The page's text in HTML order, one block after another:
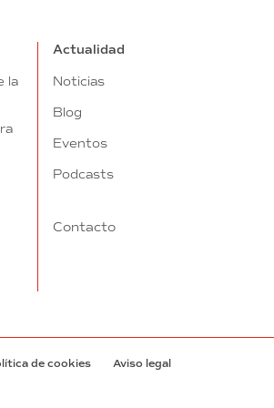
la
Actualidad
Noticias
Blog
Eventos
Podcasts
Contacto
de cookies Aviso legal